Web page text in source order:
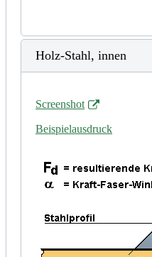
Holz-Stahl, innen
Screenshot
Beispielausdruck